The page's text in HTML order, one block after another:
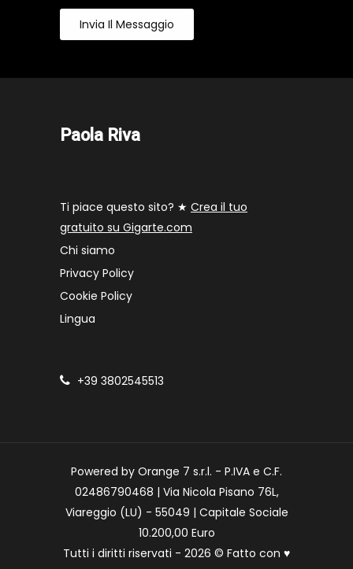
Invia Il Messaggio
Paola Riva
Ti piace questo sito? ★ Crea il tuo
gratuito su Gigarte.com
Chi siamo
Privacy Policy
Cookie Policy
Lingua
+39 3802545513
Powered by Orange 7 s.r.l. - P.IVA e C.F.
02486790468 | Via Nicola Pisano 76L,
Viareggio (LU) - 55049 | Capitale Sociale
10.200,00 Euro
Tutti i diritti riservati - 2026 © Fatto con ♥